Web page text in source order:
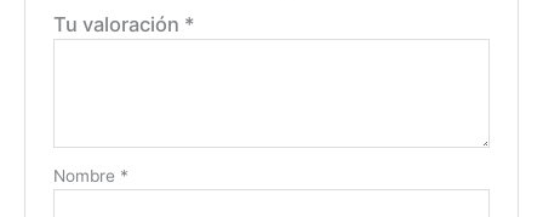
Tu valoración *
Nombre *